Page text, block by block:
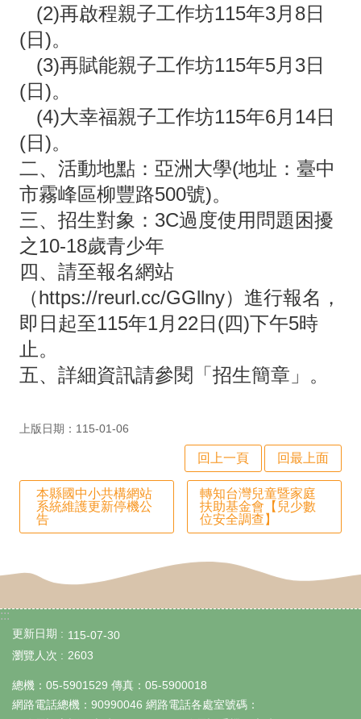
處
校
成
果
導
專
回
首
網
覽
林
育
料
開
宣
告
(2)再啟程親子工作坊115年3月8日
(日)。
(3)再賦能親子工作坊115年5月3日
(日)。
(4)大幸福親子工作坊115年6月14日
(日)。
二、活動地點：亞洲大學(地址：臺中
市霧峰區柳豐路500號)。
三、招生對象：3C過度使用問題困擾
之10-18歲青少年
四、請至報名網站
（https://reurl.cc/GGllny）進行報名，
即日起至115年1月22日(四)下午5時
止。
五、詳細資訊請參閱「招生簡章」。
上版日期：115-01-06
回上一頁 回最上面
本縣國中小共構網站
系統維護更新停機公
告
轉知台灣兒童暨家庭
扶助基金會【兒少數
位安全調查】
:::
更新日期
115-07-30
瀏覽人次
2603
總機：05-5901529 傳真：05-5900018
網路電話總機：90990046 網路電話各處室號碼：